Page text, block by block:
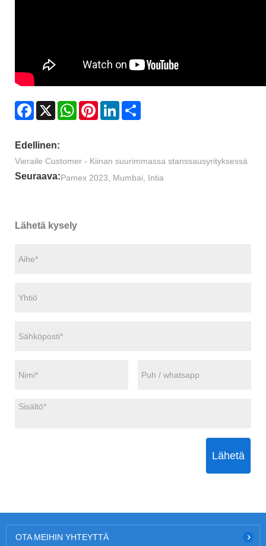
Facebook
X WhatsAppPinterestLinkedIn
Edellinen:
Vieraile Customer - Kiinan suurimmassa stanssausyrityksessä
Seuraava:Pamex 2023, Mumbai, Intia
Lähetä kysely
Lähetä
OTA MEIHIN YHTEYTTÄ